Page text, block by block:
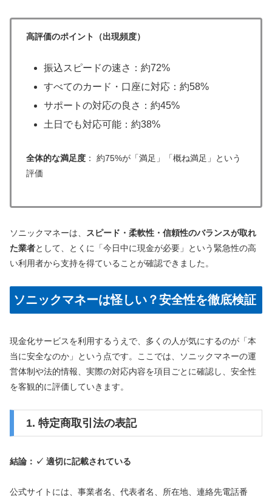
高評価のポイント（出現頻度）
振込スピードの速さ：約72%
すべてのカード・口座に対応：約58%
サポートの対応の良さ：約45%
土日でも対応可能：約38%
全体的な満足度 ： 約75%が「満足」「概ね満足」という
評価
ソニックマネーは、
スピード・柔軟性・信頼性のバランスが取れ
た業者として、とくに「今日中に現金が必要」という緊急性の高
い利用者から支持を得ていることが確認できました。
ソニックマネーは怪しい？安全性を徹底検証
現金化サービスを利用するうえで、多くの人が気にするのが「本
当に安全なのか」という点です。ここでは、ソニックマネーの運
営体制や法的情報、実際の対応内容を項目ごとに確認し、安全性
を客観的に評価していきます。
1. 特定商取引法の表記
結論：✓ 適切に記載されている
公式サイトには、事業者名、代表者名、所在地、連絡先電話番